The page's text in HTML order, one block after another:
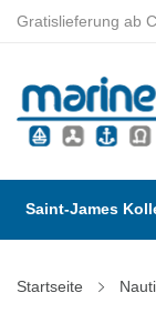
Gratislieferung ab
Saint-James
Startseite